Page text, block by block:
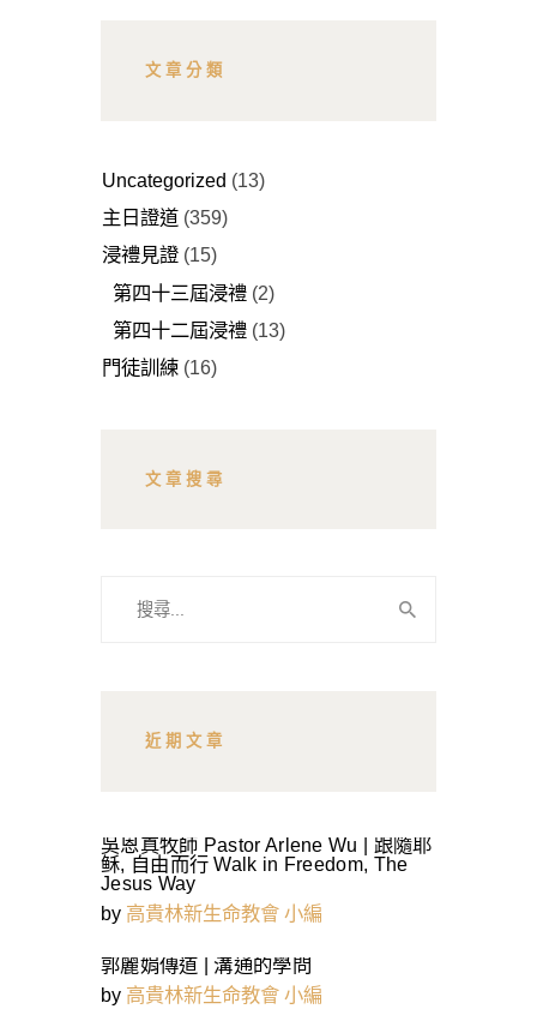
文章分類
Uncategorized (13)
主日證道 (359)
浸禮見證 (15)
第四十三屆浸禮 (2)
第四十二屆浸禮 (13)
門徒訓練 (16)
文章搜尋
近期文章
吳恩真牧師 Pastor Arlene Wu | 跟隨耶
稣, 自由而行 Walk in Freedom, The
Jesus Way
by 高貴林新生命教會 小編
郭麗娟傳道 | 溝通的學問
by 高貴林新生命教會 小編